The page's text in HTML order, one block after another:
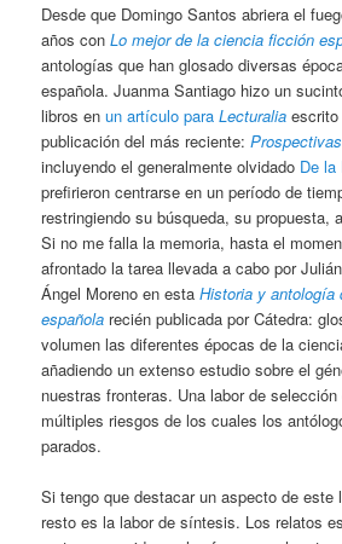
Desde que Domingo Santos abriera el
años conLo mejor de la ciencia ficción
antologías que han glosado diversas
española. Juanma Santiago hizo un
libros enun artículo paraLecturalia
publicación del más reciente:Prospectivas
incluyendo el generalmente olvidado De la
prefirieron centrarse en un período de
restringiendo su búsqueda, su propuesta,
Si no me falla la memoria, hasta el
afrontado la tarea llevada a cabo por
Ángel Moreno en estaHistoria y
española recién publicada por Cátedra:
volumen las diferentes épocas de la
añadiendo un extenso estudio sobre el
nuestras fronteras. Una labor de
múltiples riesgos de los cuales los
parados.
Si tengo que destacar un aspecto de este
resto es la labor de síntesis. Los relatos